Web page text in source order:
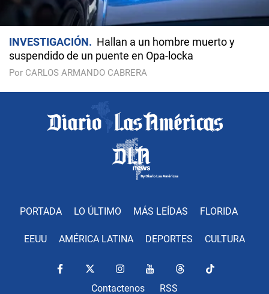
INVESTIGACIÓN
Hallan a un hombre muerto y
suspendido de un puente en Opa-locka
Por CARLOS ARMANDO CABRERA
PORTADA LO ÚLTIMO MÁS LEÍDAS FLORIDA
EEUU AMÉRICA LATINA DEPORTES CULTURA
Contactenos RSS